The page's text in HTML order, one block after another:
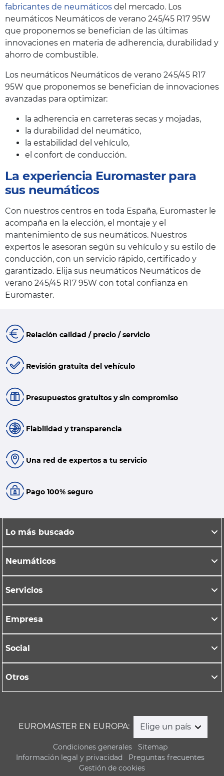
fabricantes de neumáticos del mercado. Los
neumáticos Neumáticos de verano 245/45 R17 95W
que proponemos se benefician de las últimas
innovaciones en materia de adherencia, durabilidad y
ahorro de combustible.
Los neumáticos Neumáticos de verano 245/45 R17
95W que proponemos se benefician de innovaciones
avanzadas para optimizar:
la adherencia en carreteras secas y mojadas,
la durabilidad del neumático,
la estabilidad del vehículo,
el confort de conducción.
La experiencia Euromaster para
sus neumáticos
Con nuestros centros en toda España, Euromaster le
acompaña en la elección, el montaje y el
mantenimiento de sus neumáticos. Nuestros
expertos le asesoran según su vehículo y su estilo de
conducción, con un servicio rápido, certificado y
garantizado. Elija sus neumáticos Neumáticos de
verano 245/45 R17 95W con total confianza en
Euromaster.
Relación calidad / precio / servicio
Revisión gratuita del vehículo
Presupuestos gratuitos y sin compromiso
Fiabilidad y transparencia
Una red de expertos a tu servicio
Pago 100% seguro
Lo más buscado
Neumáticos
Servicios
Empresa
Social
Otros
EUROMASTER EN EUROPA: Elige un país
Condiciones generales
Sitemap
Información legal y privacidad
Preguntas frecuentes
Gestión de cookies